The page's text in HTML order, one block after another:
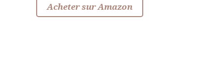
Acheter sur Amazon